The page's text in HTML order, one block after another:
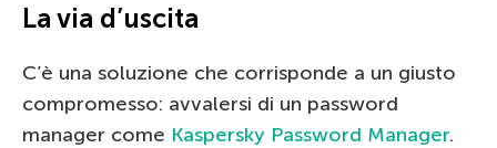
La via d’uscita
C’è una soluzione che corrisponde a un giusto
compromesso: avvalersi di un password
manager come Kaspersky Password Manager.